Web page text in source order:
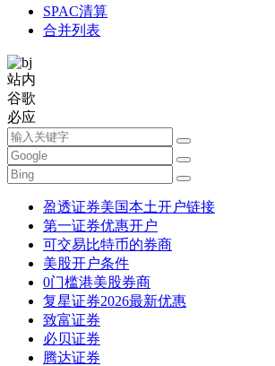
SPAC清算
合并列表
站内
谷歌
必应
盈透证券美国本土开户链接
第一证券优惠开户
可交易比特币的券商
美股开户条件
0门槛港美股券商
复星证券2026最新优惠
致富证券
必贝证券
腾达证券